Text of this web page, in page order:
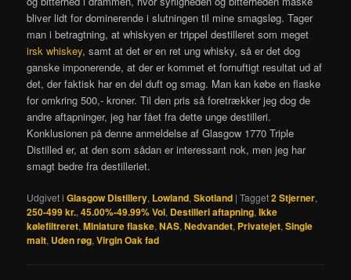
bliver lidt for dominerende i slutningen til mine smagsløg. Tager
man i betragtning, at whiskyen er trippel destilleret som meget
irsk whiskey, samt at det er en ret ung whisky, så er det dog
ganske imponerende, at der er kommet et fornuftigt resultat ud af
det, der faktisk har en del duft og smag. Man kan købe en flaske
for omkring 500,- kroner. Til den pris så foretrækker jeg dog de
andre aftapninger, jeg har fået fra dette unge destilleri.
Konklusionen på denne anmeldelse af Glasgow 1770 Triple
Distilled er, at den som sådan er interessant nok, men jeg har
smagt bedre fra destilleriet.
Udgivet i Glasgow Distillery, Lowland,Skotland |Tagget2 Stjerner,
250-499 kr.,45.00%-49.99% Vol, Destilleri aftapning,Ikke
kølefiltreret,Miniature flaske,NAS,Nedvandet, Privatejet,Single
malt, Uden røg,Virgin Oak fad